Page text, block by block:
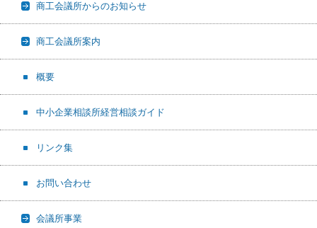
商工会議所からのお知らせ
商工会議所案内
概要
中小企業相談所経営相談ガイド
リンク集
お問い合わせ
会議所事業